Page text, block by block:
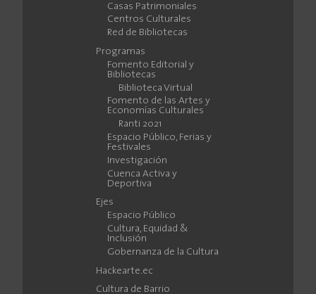
Casas Patrimoniales
Centros Culturales
Red de Bibliotecas
Programas
Fomento Editorial y
Bibliotecas
Biblioteca Virtual
Fomento de las Artes y
Economías Culturales
Ranti 2021
Espacio Público, Ferias y
Festivales
Investigación
Cuenca Activa y
Deportiva
Ejes
Espacio Público
Cultura, Equidad &
Inclusión
Gobernanza de la Cultura
Hackearte.ec
Cultura de Barrio